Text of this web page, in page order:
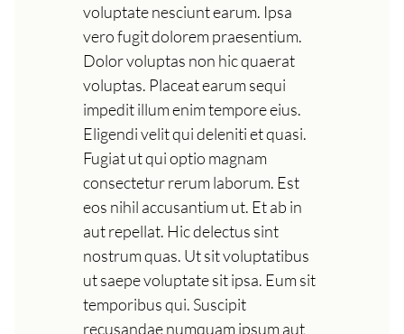
voluptate nesciunt earum. Ipsa
vero fugit dolorem praesentium.
Dolor voluptas non hic quaerat
voluptas. Placeat earum sequi
impedit illum enim tempore eius.
Eligendi velit qui deleniti et quasi.
Fugiat ut qui optio magnam
consectetur rerum laborum. Est
eos nihil accusantium ut. Et ab in
aut repellat. Hic delectus sint
nostrum quas. Ut sit voluptatibus
ut saepe voluptate sit ipsa. Eum sit
temporibus qui. Suscipit
recusandae numquam ipsum aut